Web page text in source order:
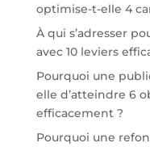
optimise-t-elle 4
À qui s’adresser
avec 10 leviers
Pourquoi une
elle d’atteindre 6
efficacement ?
Pourquoi une